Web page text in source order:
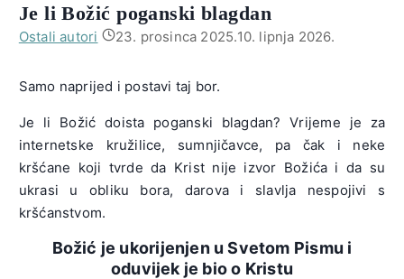
Je li Božić poganski blagdan
Ostali autori 23. prosinca 2025.10. lipnja 2026.
Samo naprijed i postavi taj bor.
Je li Božić doista poganski blagdan? Vrijeme je za
internetske kružilice, sumnjičavce, pa čak i neke
kršćane koji tvrde da Krist nije izvor Božića i da su
ukrasi u obliku bora, darova i slavlja nespojivi s
kršćanstvom.
Božić je ukorijenjen u Svetom Pismu i
oduvijek je bio o Kristu